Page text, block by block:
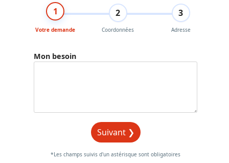
1
Votre demande
2
Coordonnées
3
Adresse
Mon besoin
Suivant ❯
*Les champs suivis d'un astérisque sont obligatoires